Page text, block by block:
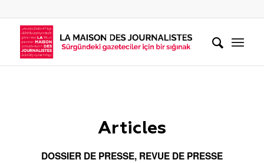
Articles
DOSSIER DE PRESSE, REVUE DE PRESSE